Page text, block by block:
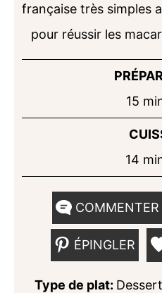
française très simples
pour réussir les
15
14
COMMENTER
ÉPINGLER
Type de plat: